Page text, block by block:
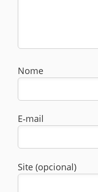
Nome
E‑mail
Site (opcional)